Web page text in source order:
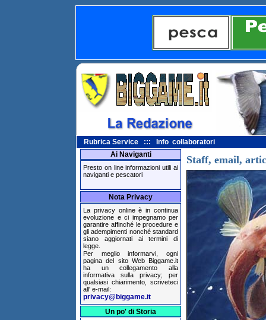
Rubrica Service ::: Info collaboratori
Ai Naviganti
Presto on line informazioni utili ai
naviganti e pescatori
Nota Privacy
La privacy online è in continua
evoluzione e ci impegnamo per
garantire affinché le procedure e
gli adempimenti nonché standard
siano aggiornati ai termini di
legge.
Per meglio informarvi, ogni
pagina del sito Web Biggame.it
ha un collegamento alla
informativa sulla privacy; per
qualsiasi chiarimento, scriveteci
all' e-mail:
privacy@biggame.it
Un po' di Storia
Staff, email,